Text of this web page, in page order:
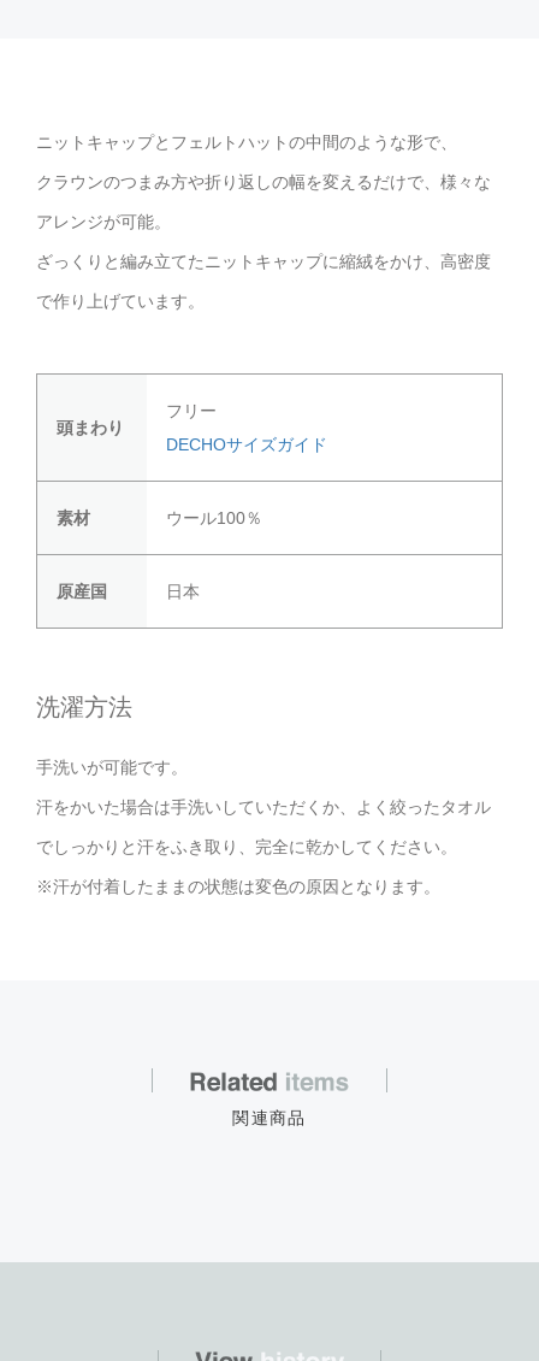
ニットキャップとフェルトハットの中間のような形で、
クラウンのつまみ方や折り返しの幅を変えるだけで、様々な
アレンジが可能。
ざっくりと編み立てたニットキャップに縮絨をかけ、高密度
で作り上げています。
頭まわり
フリー
DECHOサイズガイド
素材 ウール100％
原産国 日本
洗濯方法
手洗いが可能です。
汗をかいた場合は手洗いしていただくか、よく絞ったタオル
でしっかりと汗をふき取り、完全に乾かしてください。
※汗が付着したままの状態は変色の原因となります。
関連商品